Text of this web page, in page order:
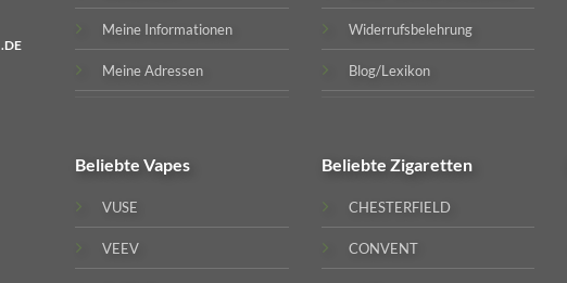
Meine Informationen
Meine Adressen
Widerrufsbelehrung
Blog/Lexikon
BeliebteVapes
VUSE
VEEV
Beliebte Zigaretten
CHESTERFIELD
CONVENT